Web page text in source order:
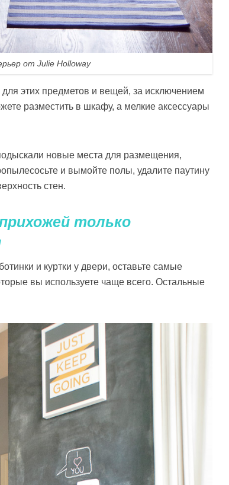
от Julie Holloway
этих предметов и вещей, за исключением
разместить в шкафу, а мелкие аксессуары
новые места для размещения,
и вымойте полы, удалите паутину
стен.
только
и куртки у двери, оставьте самые
вы используете чаще всего. Остальные